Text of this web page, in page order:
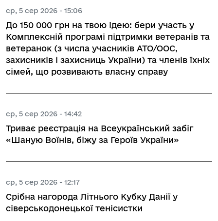
ср, 5 сер 2026 - 15:06
До 150 000 грн на твою ідею: бери участь у
Комплексній програмі підтримки ветеранів та
ветеранок (з числа учасників АТО/ООС,
захисників і захисниць України) та членів їхніх
сімей, що розвивають власну справу
ср, 5 сер 2026 - 14:42
Триває реєстрація на Всеукраїнський забіг
«Шаную Воїнів, біжу за Героїв України»
ср, 5 сер 2026 - 12:17
Срібна нагорода Літнього Кубку Данії у
сіверськодонецької тенісистки